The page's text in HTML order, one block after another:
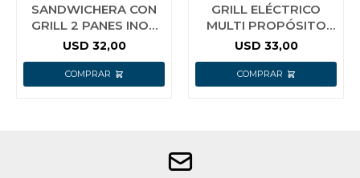
SANDWICHERA CON
GRILL 2 PANES INOX
KASSEL
USD 32,00
GRILL ELÉCTRICO
MULTI PROPÓSITO
CUORI DRACO 750W
USD 33,00